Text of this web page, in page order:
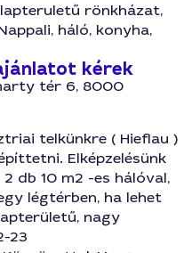
rönkházat,
háló, konyha,
kérek
tér 6, 8000
telkünkre ( Hieflau )
Elképzelésünk
db 10 m2 -es hálóval,
légtérben, ha lehet
nagy
23